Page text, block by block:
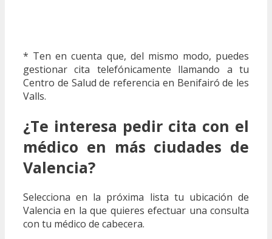
* Ten en cuenta que, del mismo modo, puedes
gestionar cita telefónicamente llamando a tu
Centro de Salud de referencia en Benifairó de les
Valls.
¿Te interesa pedir cita con el
médico en más ciudades de
Valencia?
Selecciona en la próxima lista tu ubicación de
Valencia en la que quieres efectuar una consulta
con tu médico de cabecera.